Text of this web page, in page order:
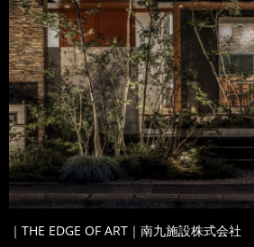
｜THE EDGE OF ART｜南九施設株式会社